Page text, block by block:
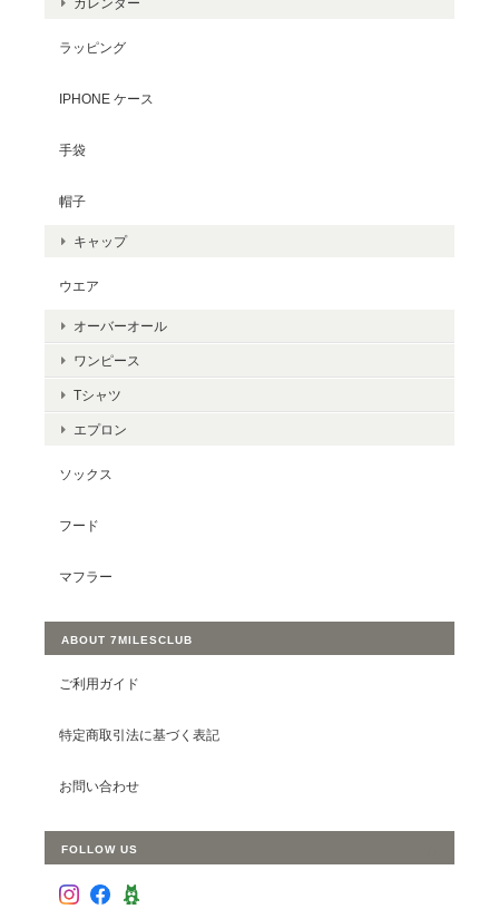
ラッピング
IPHONE ケース
手袋
帽子
キャップ
ウエア
オーバーオール
ワンピース
Tシャツ
エプロン
ソックス
フード
マフラー
ABOUT 7MILESCLUB
ご利用ガイド
特定商取引法に基づく表記
お問い合わせ
FOLLOW US